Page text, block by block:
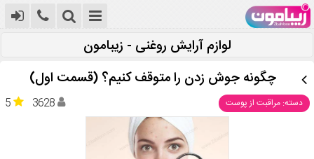
لوازم آرایش روغنی - زیبامون
چگونه جوش زدن را متوقف کنیم؟ (قسمت اول)
دسته: مراقبت از پوست 5 3628